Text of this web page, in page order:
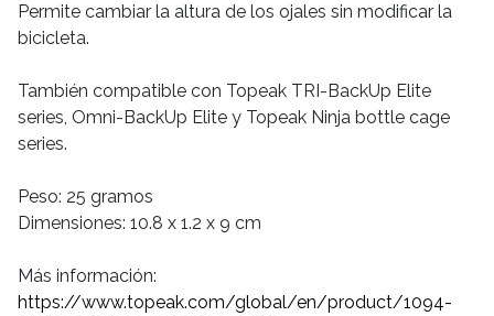
Permite cambiar la altura de los ojales sin modificar la
bicicleta.
También compatible con Topeak TRI-BackUp Elite
series, Omni-BackUp Elite y Topeak Ninja bottle cage
series.
Peso: 25 gramos
Dimensiones: 10.8 x 1.2 x 9 cm
Más información:
https://www.topeak.com/global/en/product/1094-